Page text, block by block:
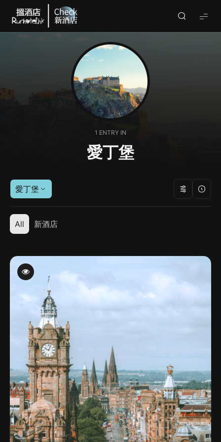
Check
酒
1 ENTRY IN
愛丁堡
愛丁堡
All 新酒店